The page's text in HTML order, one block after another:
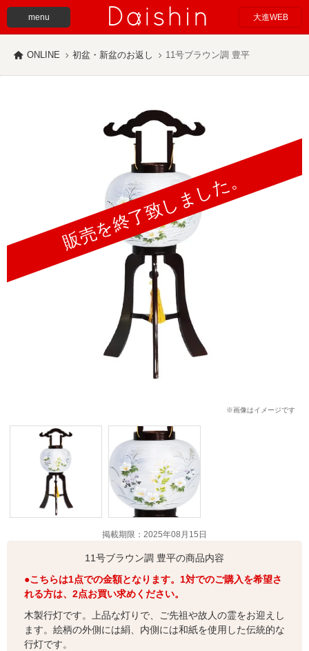
menu 大進WEB
ONLINE 初盆・新盆のお返し 11号ブラウン調 豊平
販売を終了致しました。
※画像はイメージです
掲載期限：2025年08月15日
11号ブラウン調 豊平の商品内容
●こちらは1点での金額となります。1対でのご購入を希望さ
れる方は、2点お買い求めください。
木製行灯です。上品な灯りで、ご先祖や故人の霊をお迎えし
ます。絵柄の外側には絹、内側には和紙を使用した伝統的な
行灯です。